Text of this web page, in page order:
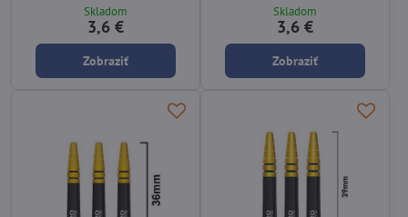
Skladom
3,6 €
Zobraziť
Skladom
3,6 €
Zobraziť